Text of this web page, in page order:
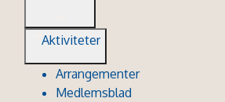
Aktiviteter
Arrangementer
Medlemsblad